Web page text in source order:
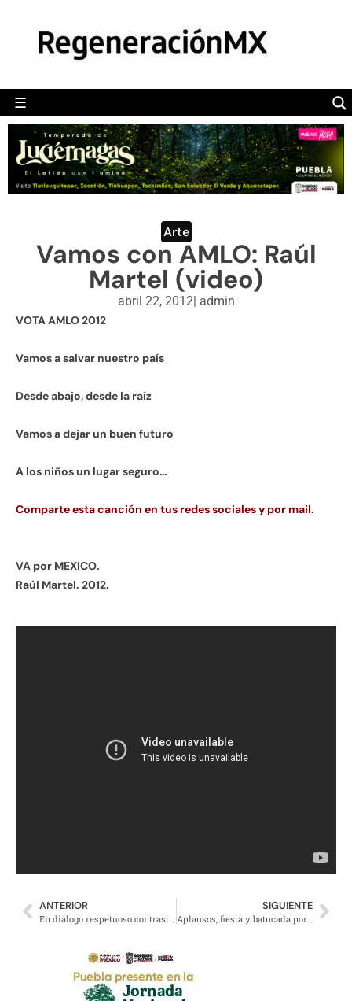
☰
POLÍTICA
CAMALEÓN
OPINIÓN
DEPORTES
ENGLISH SECTION
VIDEOS
Arte
Vamos con AMLO: Raúl
Martel (video)
abril 22, 2012| admin
VOTA AMLO 2012
Vamos a salvar nuestro país
Desde abajo, desde la raíz
Vamos a dejar un buen futuro
A los niños un lugar seguro…
Comparte esta canción en tus redes sociales y por mail.
VA por MEXICO.
Raúl Martel. 2012.
ANTERIOR SIGUIENTE
Aplausos, fiesta y batucada por visita de AMLO en Monterrey